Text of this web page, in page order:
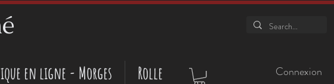
en ligne - Morges Rolle Connexion